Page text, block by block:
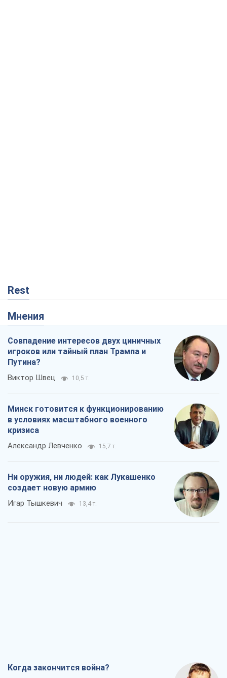
Rest
Мнения
Совпадение интересов двух циничных
игроков или тайный план Трампа и
Путина?
Виктор Швец 10,5 т.
Минск готовится к функционированию
в условиях масштабного военного
кризиса
Александр Левченко 15,7 т.
Ни оружия, ни людей: как Лукашенко
создает новую армию
Игар Тышкевич 13,4 т.
Когда закончится война?